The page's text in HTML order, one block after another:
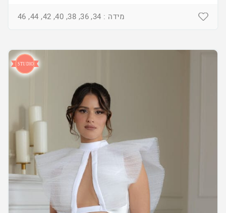
מידה : 34, 36, 38, 40, 42, 44, 46